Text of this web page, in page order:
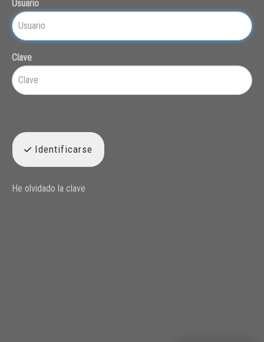
Usuario
Clave
Identificarse
He olvidado la clave